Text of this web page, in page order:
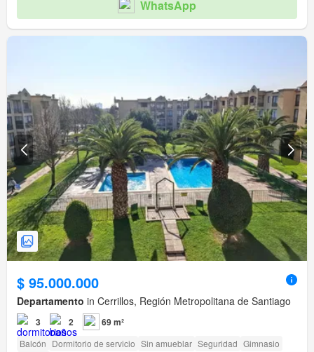
WhatsApp
$ 95.000.000
Departamento in Cerrillos, Región Metropolitana de Santiago
3 2 69 m²
Balcón Dormitorio de servicio Sin amueblar Seguridad Gimnasio